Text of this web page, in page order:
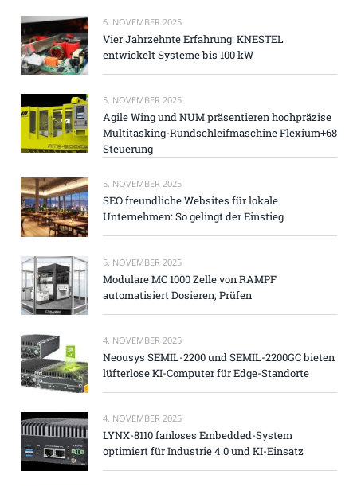
6. NOVEMBER 2025
Vier Jahrzehnte Erfahrung: KNESTEL
entwickelt Systeme bis 100 kW
5. NOVEMBER 2025
Agile Wing und NUM präsentieren hochpräzise
Multitasking-Rundschleifmaschine Flexium+68
Steuerung
5. NOVEMBER 2025
SEO freundliche Websites für lokale
Unternehmen: So gelingt der Einstieg
5. NOVEMBER 2025
Modulare MC 1000 Zelle von RAMPF
automatisiert Dosieren, Prüfen
4. NOVEMBER 2025
Neousys SEMIL-2200 und SEMIL-2200GC bieten
lüfterlose KI-Computer für Edge-Standorte
4. NOVEMBER 2025
LYNX-8110 fanloses Embedded-System
optimiert für Industrie 4.0 und KI-Einsatz